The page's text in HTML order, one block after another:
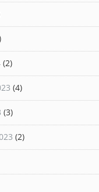
(2)
(4)
(3)
(2)